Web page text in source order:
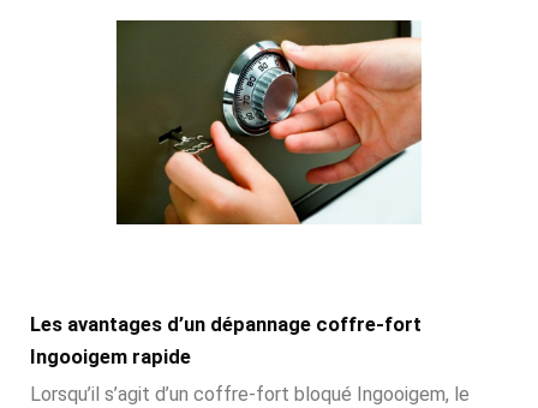
Les avantages d’un dépannage coffre-fort
Ingooigem rapide
Lorsqu’il s’agit d’un coffre-fort bloqué Ingooigem, le